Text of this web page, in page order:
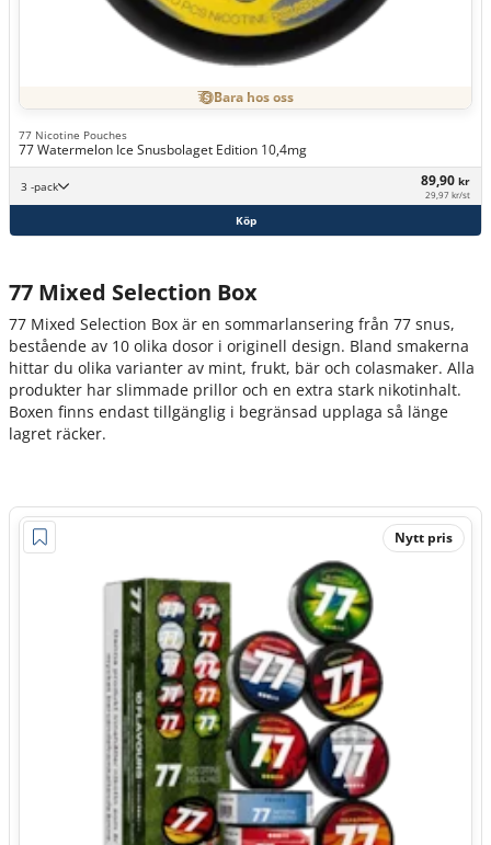
Bara hos oss
77 Nicotine Pouches
77 Watermelon Ice Snusbolaget Edition 10,4mg
3 -pack 89,90 kr
29,97 kr/st
Köp
77 Mixed Selection Box
77 Mixed Selection Box är en sommarlansering från 77 snus,
bestående av 10 olika dosor i originell design. Bland smakerna
hittar du olika varianter av mint, frukt, bär och colasmaker. Alla
produkter har slimmade prillor och en extra stark nikotinhalt.
Boxen finns endast tillgänglig i begränsad upplaga så länge
lagret räcker.
Nytt pris